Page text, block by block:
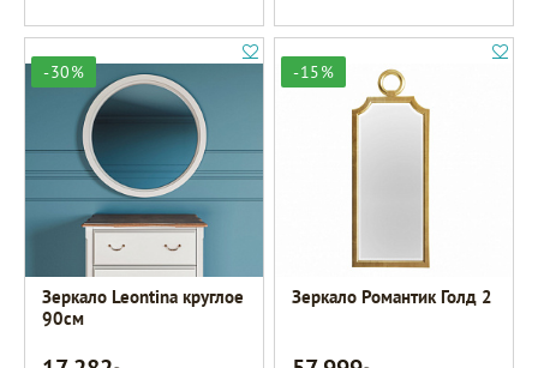
-30%
Зеркало Leontina круглое
90см
-15%
Зеркало Романтик Голд 2